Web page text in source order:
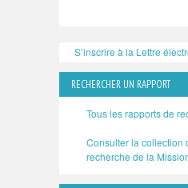
S’inscrire à la Lettre
RECHERCHER UN RAPPORT
Tous les rapports de
Consulter la collection
recherche de la